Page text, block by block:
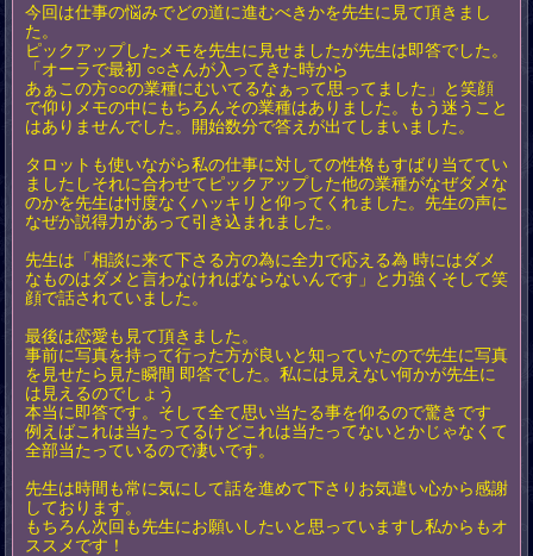
今回は仕事の悩みでどの道に進むべきかを先生に見て頂きまし
た。
ピックアップしたメモを先生に見せましたが先生は即答でした。
「オーラで最初 ○○さんが入ってきた時から
あぁこの方○○の業種にむいてるなぁって思ってました」と笑顔
で仰りメモの中にもちろんその業種はありました。もう迷うこと
はありませんでした。開始数分で答えが出てしまいました。
タロットも使いながら私の仕事に対しての性格もすばり当ててい
ましたしそれに合わせてピックアップした他の業種がなぜダメな
のかを先生は忖度なくハッキリと仰ってくれました。先生の声に
なぜか説得力があって引き込まれました。
先生は「相談に来て下さる方の為に全力で応える為 時にはダメ
なものはダメと言わなければならないんです」と力強くそして笑
顔で話されていました。
最後は恋愛も見て頂きました。
事前に写真を持って行った方が良いと知っていたので先生に写真
を見せたら見た瞬間 即答でした。私には見えない何かが先生に
は見えるのでしょう
本当に即答です。そして全て思い当たる事を仰るので驚きです
例えばこれは当たってるけどこれは当たってないとかじゃなくて
全部当たっているので凄いです。
先生は時間も常に気にして話を進めて下さりお気遣い心から感謝
しております。
もちろん次回も先生にお願いしたいと思っていますし私からもオ
ススメです！